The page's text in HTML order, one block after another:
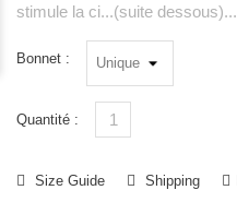
stimule la ci...(suite dessous)...
Bonnet :
Quantité :
Size Guide Shipping